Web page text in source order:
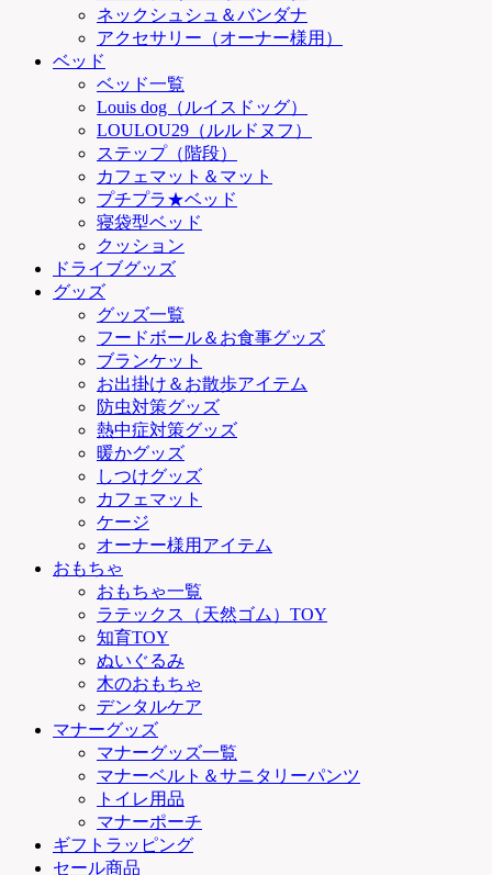
ネックシュシュ＆バンダナ
アクセサリー（オーナー様用）
ベッド
ベッド一覧
Louis dog（ルイスドッグ）
LOULOU29（ルルドヌフ）
ステップ（階段）
カフェマット＆マット
プチプラ★ベッド
寝袋型ベッド
クッション
ドライブグッズ
グッズ
グッズ一覧
フードボール＆お食事グッズ
ブランケット
お出掛け＆お散歩アイテム
防虫対策グッズ
熱中症対策グッズ
暖かグッズ
しつけグッズ
カフェマット
ケージ
オーナー様用アイテム
おもちゃ
おもちゃ一覧
ラテックス（天然ゴム）TOY
知育TOY
ぬいぐるみ
木のおもちゃ
デンタルケア
マナーグッズ
マナーグッズ一覧
マナーベルト＆サニタリーパンツ
トイレ用品
マナーポーチ
ギフトラッピング
セール商品